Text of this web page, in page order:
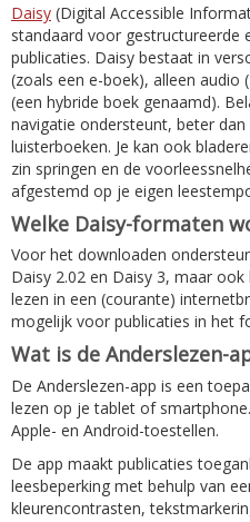
Daisy (Digital Accessible
standaard voor gestructureerde
publicaties. Daisy bestaat in
(zoals een e-boek), alleen audio
(een hybride boek genaamd).
navigatie ondersteunt, beter
luisterboeken. Je kan ook
zin springen en de
afgestemd op je eigen
Welke Daisy-formaten
Voor het downloaden
Daisy 2.02 en Daisy 3, maar
lezen in een (courante)
mogelijk voor publicaties in het
Wat is de Anderslezen-
De Anderslezen-app is een
lezen op je tablet of
Apple- en Android-toestellen.
De app maakt publicaties
leesbeperking met behulp van
kleurencontrasten,